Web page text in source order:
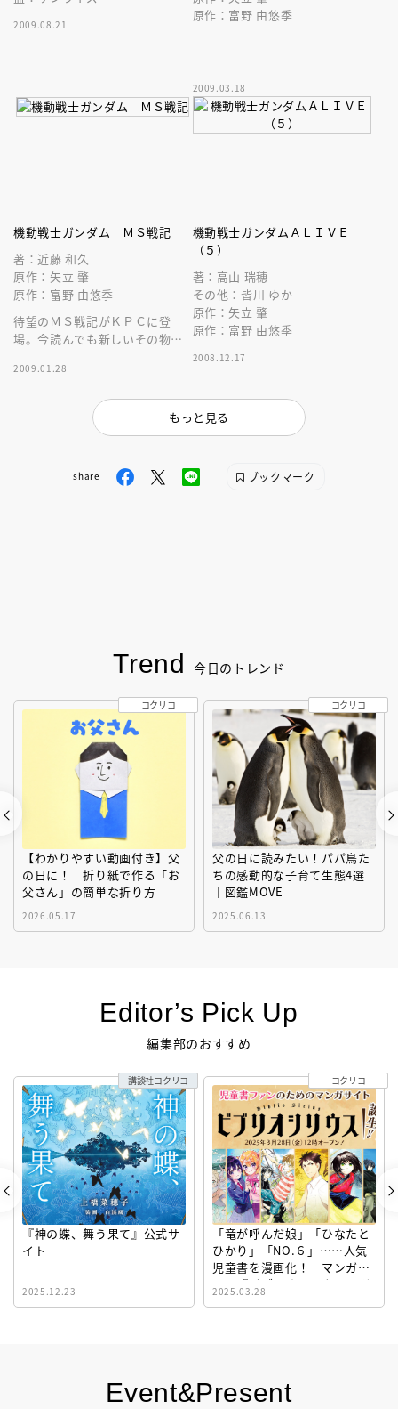
2009.08.21
原作：富野 由悠季
2009.03.18
機動戦士ガンダム ＭＳ戦記
著：近藤 和久
原作：矢立 肇
原作：富野 由悠季
待望のＭＳ戦記がＫＰＣに登
場。今読んでも新しいその物語
る！
2009.01.28
機動戦士ガンダムＡＬＩＶＥ
（５）
著：高山 瑞穂
その他：皆川 ゆか
原作：矢立 肇
原作：富野 由悠季
2008.12.17
もっと見る
share ブックマーク
Event&Present
Trend 今日のトレンド
【わかりやすい動画付き】父
の日に！ 折り紙で作る「お
父さん」の簡単な折り方
2026.05.17
コクリコ
父の日に読みたい！パパ鳥た
ちの感動的な子育て生態4選
｜図鑑MOVE
2025.06.13
コクリコ
Editor’s Pick Up
編集部のおすすめ
『神の蝶、舞う果て』公式サ
イト
2025.12.23
講談社コクリコ
「竜が呼んだ娘」「ひなたと
ひかり」「NO.６」……人気
児童書を漫画化！ マンガサ
イト『ビブリオシリウス』誕
生！
2025.03.28
コクリコ